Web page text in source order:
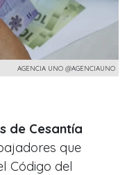
AGENCIA UNO @AGENCIAUNO
de Cesantía
que
Código del